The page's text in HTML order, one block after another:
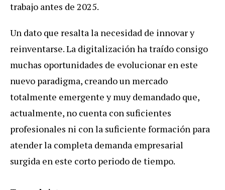
trabajo antes de 2025.
Un dato que resalta la necesidad de innovar y
reinventarse. La digitalización ha traído consigo
muchas oportunidades de evolucionar en este
nuevo paradigma, creando un mercado
totalmente emergente y muy demandado que,
actualmente, no cuenta con suficientes
profesionales ni con la suficiente formación para
atender la completa demanda empresarial
surgida en este corto periodo de tiempo.